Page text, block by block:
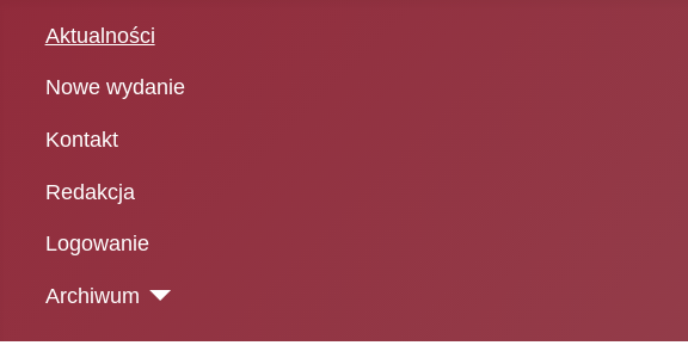
Aktualności
Nowe wydanie
Kontakt
Redakcja
Logowanie
Archiwum